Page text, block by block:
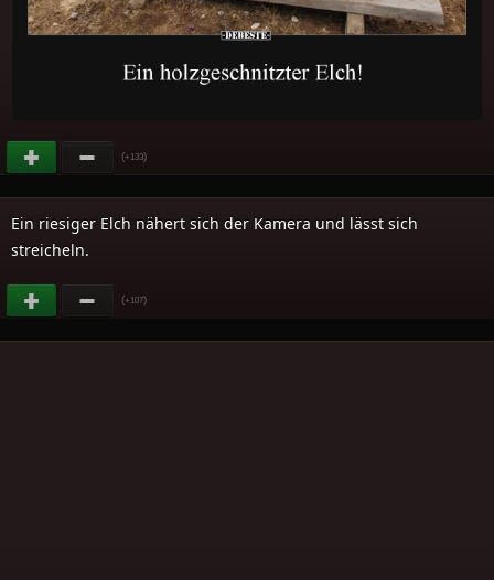
(+133)
Ein riesiger Elch nähert sich der Kamera und lässt sich
streicheln.
(+107)